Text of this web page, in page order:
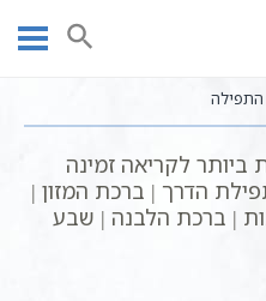
חיפוש
התפילה
ביותר לקריאה זמינה
הדרך | ברכת המזון |
| ברכת הלבנה | שבע